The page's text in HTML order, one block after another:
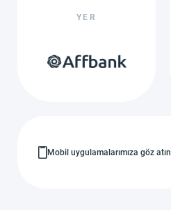
YER
Mobil uygulamalarımıza göz atın